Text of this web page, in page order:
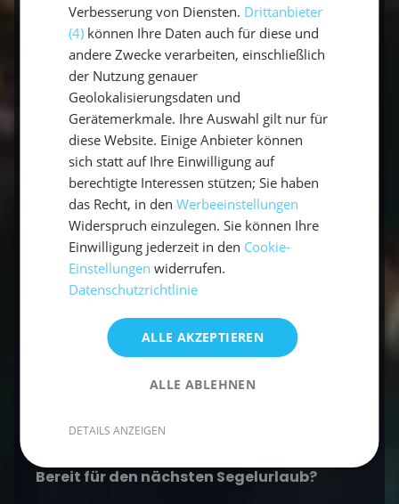
Fazit: Wann ist die beste Zeit für deinen
Segelurlaub?
Ob Sommer, Herbst oder gar Winter – die
Wahl der besten Reisezeit hängt von
verschiedenen Faktoren ab: deinen
Segelerfahrungen, dem gewünschten Reiseziel
und natürlich deinen persönlichen Vorlieben.
Die europäischen Gewässer bieten in der
Regel von Mai bis Oktober ideale Bedingungen,
während die Wintermonate in exotischeren
Gefilden wie der Karibik für traumhafte
Bereit für den nächsten Segelurlaub?
Verbesserung von Diensten. Drittanbieter
(4) können Ihre Daten auch für diese und
andere Zwecke verarbeiten, einschließlich
der Nutzung genauer
Geolokalisierungsdaten und
Gerätemerkmale. Ihre Auswahl gilt nur für
diese Website. Einige Anbieter können
sich statt auf Ihre Einwilligung auf
berechtigte Interessen stützen; Sie haben
das Recht, in denWerbeeinstellungen
Widerspruch einzulegen. Sie können Ihre
Einwilligung jederzeit in den Cookie-
Einstellungen widerrufen.
Datenschutzrichtlinie
ALLE AKZEPTIEREN
ALLE ABLEHNEN
DETAILS ANZEIGEN